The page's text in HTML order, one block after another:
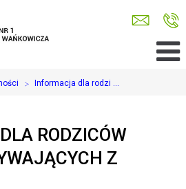
> Informacja dla rodzi ...
RODZICÓW
Z